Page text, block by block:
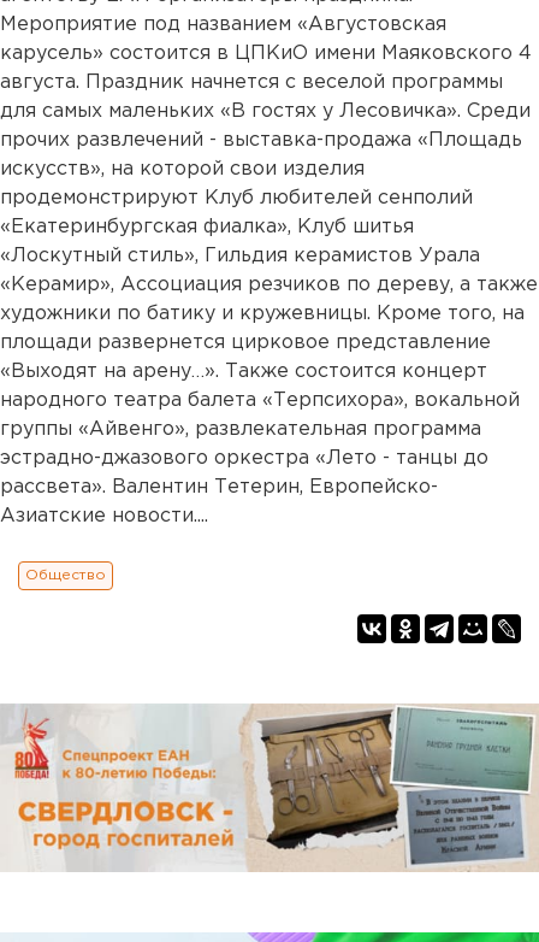
Мероприятие под названием «Августовская
карусель» состоится в ЦПКиО имени Маяковского 4
августа. Праздник начнется с веселой программы
для самых маленьких «В гостях у Лесовичка». Среди
прочих развлечений - выставка-продажа «Площадь
искусств», на которой свои изделия
продемонстрируют Клуб любителей сенполий
«Екатеринбургская фиалка», Клуб шитья
«Лоскутный стиль», Гильдия керамистов Урала
«Керамир», Ассоциация резчиков по дереву, а также
художники по батику и кружевницы. Кроме того, на
площади развернется цирковое представление
«Выходят на арену…». Также состоится концерт
народного театра балета «Терпсихора», вокальной
группы «Айвенго», развлекательная программа
эстрадно-джазового оркестра «Лето - танцы до
рассвета». Валентин Тетерин, Европейско-
Азиатские новости....
Общество